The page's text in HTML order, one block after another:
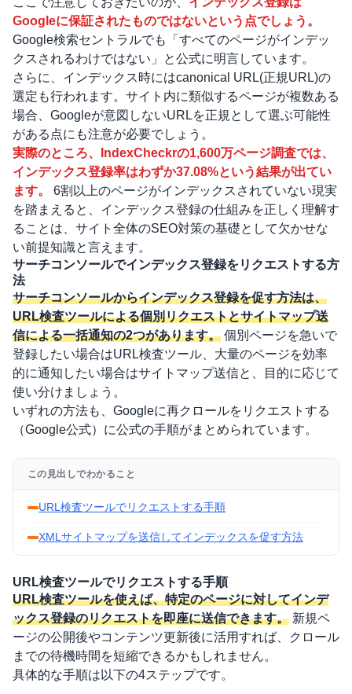
Googleに保証されたものではないという点でしょう。
Google検索セントラルでも「すべてのページがインデッ
クスされるわけではない」と公式に明言しています。
さらに、インデックス時にはcanonical URL(正規URL)の
選定も行われます。サイト内に類似するページが複数ある
場合、Googleが意図しないURLを正規として選ぶ可能性
がある点にも注意が必要でしょう。
実際のところ、IndexCheckrの1,600万ページ調査では、
インデックス登録率はわずか37.08%という結果が出てい
ます。
6割以上のページがインデックスされていない現実
を踏まえると、インデックス登録の仕組みを正しく理解す
ることは、サイト全体のSEO対策の基礎として欠かせな
い前提知識と言えます。
サーチコンソールでインデックス登録をリクエストする方
法
サーチコンソールからインデックス登録を促す方法は、
URL検査ツールによる個別リクエストとサイトマップ送
信による一括通知の2つがあります。 個別ページを急いで
登録したい場合はURL検査ツール、大量のページを効率
的に通知したい場合はサイトマップ送信と、目的に応じて
使い分けましょう。
いずれの方法も、 Googleに再クロールをリクエストする
（Google公式） に公式の手順がまとめられています。
この見出しでわかること
URL検査ツールでリクエストする手順
XMLサイトマップを送信してインデックスを促す方法
URL検査ツールでリクエストする手順
URL検査ツールを使えば、特定のページに対してインデ
ックス登録のリクエストを即座に送信できます。 新規ペ
ージの公開後やコンテンツ更新後に活用すれば、クロール
までの待機時間を短縮できるかもしれません。
具体的な手順は以下の4ステップです。